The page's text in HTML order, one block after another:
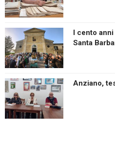
I cento
Santa
Anziano,